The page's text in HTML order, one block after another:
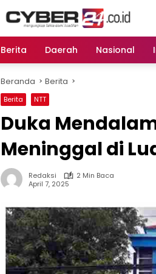
Berita Daerah Nasional
Beranda Berita
Berita NTT
Duka
Meninggal di
Redaksi
2 Min Baca
April 7, 2025